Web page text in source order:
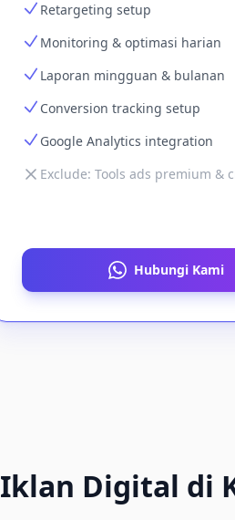
Retargeting setup
Monitoring & optimasi harian
Laporan mingguan & bulanan
Conversion tracking setup
Google Analytics integration
Exclude: Tools ads premium &
Hubungi Kami
Iklan Digital di